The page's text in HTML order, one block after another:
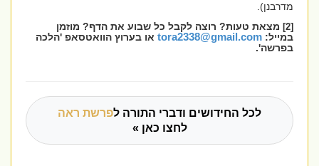
מדרבנן).
מצאת טעות? רוצה לקבל כל שבוע את הדף? מוזמן
במייל:tora2338@gmail.com או בערוץ הוואטסאפ 'הלכה
בפרשה'.
לכל החידושים ודברי התורה לפרשת ראה
לחצו כאן »